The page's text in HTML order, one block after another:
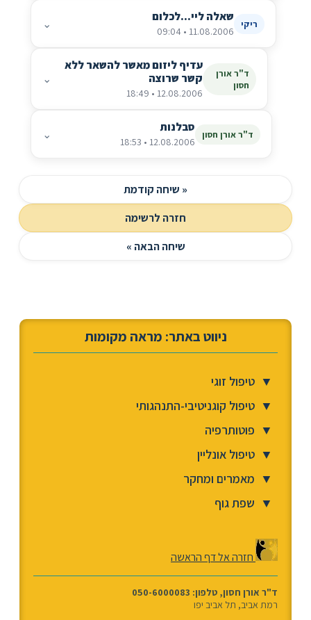
ריקי שאלה ליי...לכלום
11.08.2006 • 09:04
⌄
ד"ר אורן
חסון
עדיף ליזום מאשר להשאר ללא
קשר שרוצה
12.08.2006 • 18:49
⌄
ד"ר אורן חסון סבלנות
12.08.2006 • 18:53
⌄
« שיחה קודמת
חזרה לרשימה
שיחה הבאה »
ניווט באתר: מראה מקומות
▼ טיפול זוגי
▼ טיפול קוגניטיבי-התנהגותי
▼ פוטותרפיה
▼ טיפול אונליין
▼ מאמרים ומחקר
▼ שפת גוף
חזרה אל דף הראשה
ד"ר אורן חסון, טלפון: 050-6000083
רמת אביב, תל אביב יפו